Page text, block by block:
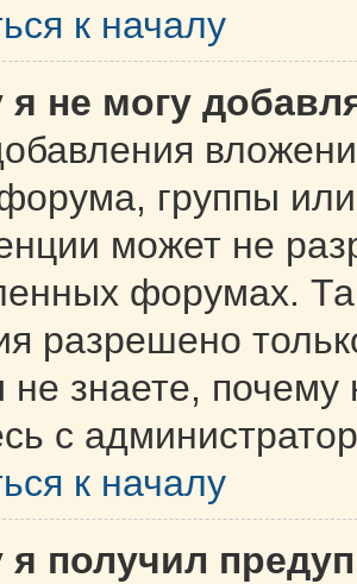
к началу
я не могу
группы
может не
форумах.
разрешено
знаете,
с
к началу
я получил